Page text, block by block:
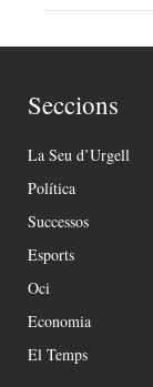
Seccions
La Seu d’Urgell
Política
Successos
Esports
Oci
Economia
El Temps